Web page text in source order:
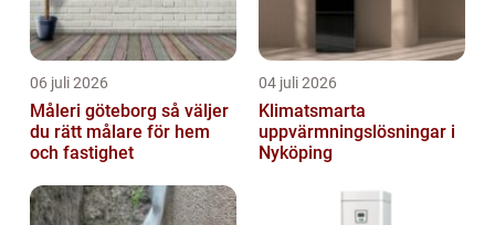
06 juli 2026
Måleri göteborg så väljer
du rätt målare för hem
och fastighet
04 juli 2026
Klimatsmarta
uppvärmningslösningar i
Nyköping